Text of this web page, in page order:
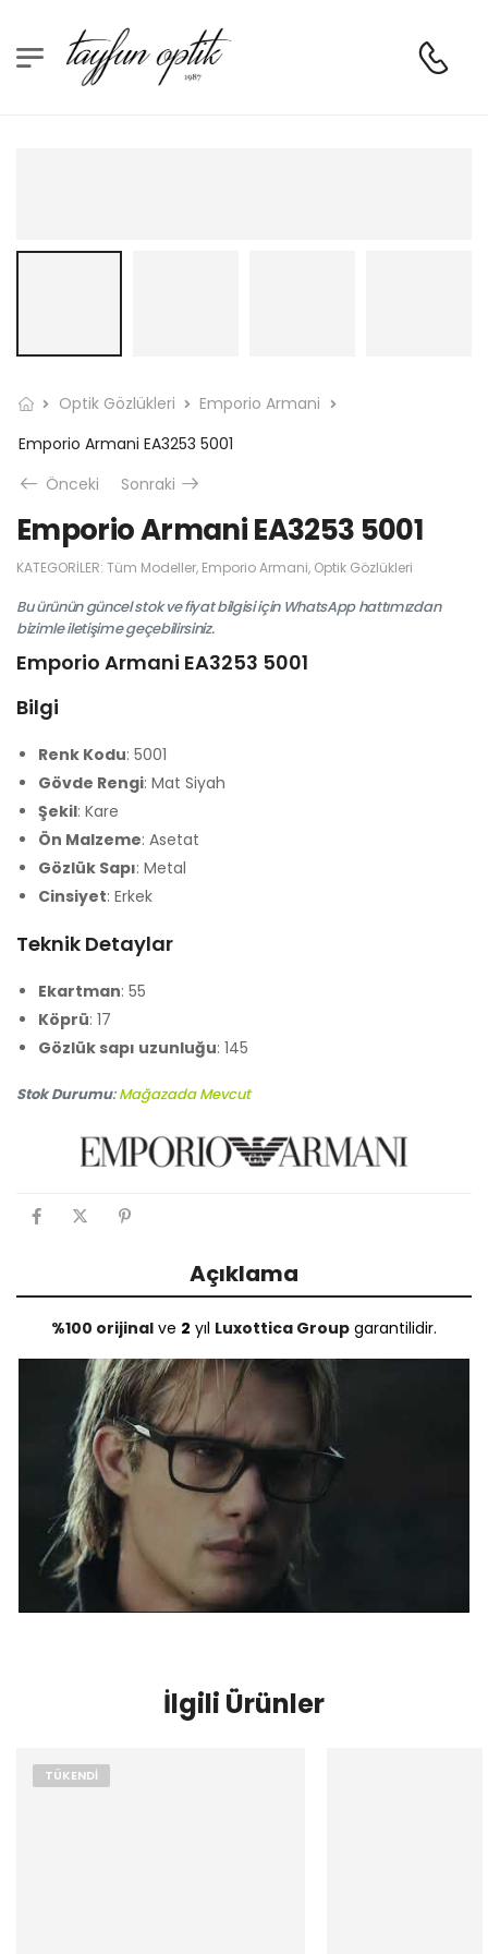
Optik Gözlükleri
Emporio Armani
Emporio Armani EA3253 5001
Önceki
Sonraki
Emporio Armani EA3253 5001
KATEGORILER: Tüm Modeller, Emporio Armani, Optik Gözlükleri
Bu ürünün güncel stok ve fiyat bilgisi için WhatsApp hattımızdan
bizimle iletişime geçebilirsiniz.
Emporio Armani EA3253 5001
Bilgi
Renk Kodu: 5001
Gövde Rengi: Mat Siyah
Şekil: Kare
Ön Malzeme: Asetat
Gözlük Sapı: Metal
Cinsiyet: Erkek
Teknik Detaylar
Ekartman: 55
Köprü: 17
Gözlük sapı uzunluğu: 145
Stok Durumu:Mağazada Mevcut
Açıklama
%100 orijinal ve 2 yıl Luxottica Group garantilidir.
İlgili Ürünler
TÜKENDI